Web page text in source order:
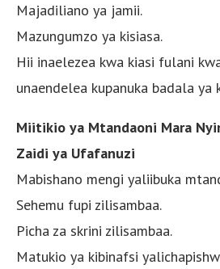
Majadiliano ya jamii.
Mazungumzo ya kisiasa.
Hii inaelezea kwa kiasi fulani
unaendelea kupanuka badala ya
Miitikio ya Mtandaoni Mara
Zaidi ya Ufafanuzi
Mabishano mengi yaliibuka
Sehemu fupi zilisambaa.
Picha za skrini zilisambaa.
Matukio ya kibinafsi